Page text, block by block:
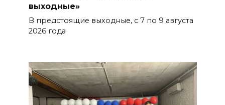
объяснил, почему
ростовчанам тяжело
переносить жару
выходные»
В предстоящие выходные, с 7 по 9 августа
2026 года